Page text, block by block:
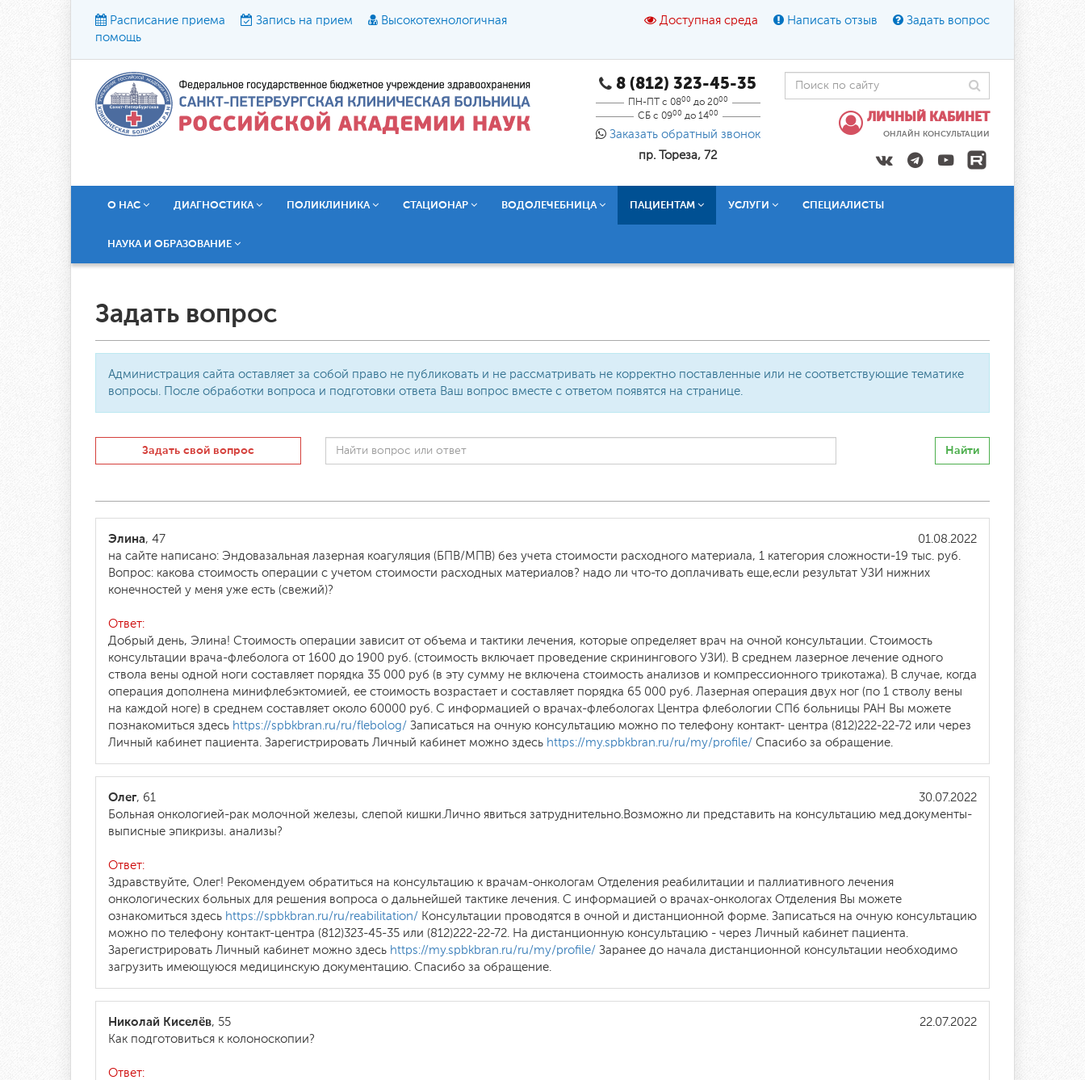
Расписание приема Запись на прием
Высокотехнологичная
помощь
Доступная среда Написать отзыв Задать вопрос
Размер шрифта: A A A
Текст: Кириллица Брайль Звук
8 (812) 323-45-35
ПН-ПТ с 0800 до 2000
СБ с 0900 до 1400
Заказать обратный звонок
пр. Тореза, 72
ЛИЧНЫЙ КАБИНЕТ
ОНЛАЙН КОНСУЛЬТАЦИИ
О НАС ДИАГНОСТИКА ПОЛИКЛИНИКА СТАЦИОНАР ВОДОЛЕЧЕБНИЦА ПАЦИЕНТАМ УСЛУГИ СПЕЦИАЛИСТЫ
НАУКА И ОБРАЗОВАНИЕ
Задать вопрос
Администрация сайта оставляет за собой право не публиковать и не рассматривать не корректно поставленные или не соответствующие тематике
вопросы. После обработки вопроса и подготовки ответа Ваш вопрос вместе с ответом появятся на странице.
Задать свой вопрос Найти
01.08.2022
Элина, 47
на сайте написано: Эндовазальная лазерная коагуляция (БПВ/МПВ) без учета стоимости расходного материала, 1 категория сложности-19 тыс. руб.
Вопрос: какова стоимость операции с учетом стоимости расходных материалов? надо ли что-то доплачивать еще,если результат УЗИ нижних
конечностей у меня уже есть (свежий)?
Ответ:
Добрый день, Элина! Стоимость операции зависит от объема и тактики лечения, которые определяет врач на очной консультации. Стоимость
консультации врача-флеболога от 1600 до 1900 руб. (стоимость включает проведение скринингового УЗИ). В среднем лазерное лечение одного
ствола вены одной ноги составляет порядка 35 000 руб (в эту сумму не включена стоимость анализов и компрессионного трикотажа). В случае, когда
операция дополнена минифлебэктомией, ее стоимость возрастает и составляет порядка 65 000 руб. Лазерная операция двух ног (по 1 стволу вены
на каждой ноге) в среднем составляет около 60000 руб. С информацией о врачах-флебологах Центра флебологии СПб больницы РАН Вы можете
познакомиться здесь https://spbkbran.ru/ru/flebolog/ Записаться на очную консультацию можно по телефону контакт- центра (812)222-22-72 или через
Личный кабинет пациента. Зарегистрировать Личный кабинет можно здесь https://my.spbkbran.ru/ru/my/profile/ Спасибо за обращение.
30.07.2022
Олег, 61
Больная онкологией-рак молочной железы, слепой кишки.Лично явиться затруднительно.Возможно ли представить на консультацию мед.документы-
выписные эпикризы. анализы?
Ответ:
Здравствуйте, Олег! Рекомендуем обратиться на консультацию к врачам-онкологам Отделения реабилитации и паллиативного лечения
онкологических больных для решения вопроса о дальнейшей тактике лечения. С информацией о врачах-онкологах Отделения Вы можете
ознакомиться здесь https://spbkbran.ru/ru/reabilitation/ Консультации проводятся в очной и дистанционной форме. Записаться на очную консультацию
можно по телефону контакт-центра (812)323-45-35 или (812)222-22-72. На дистанционную консультацию - через Личный кабинет пациента.
Зарегистрировать Личный кабинет можно здесь https://my.spbkbran.ru/ru/my/profile/ Заранее до начала дистанционной консультации необходимо
загрузить имеющуюся медицинскую документацию. Спасибо за обращение.
22.07.2022
Николай Киселёв, 55
Как подготовиться к колоноскопии?
Ответ: